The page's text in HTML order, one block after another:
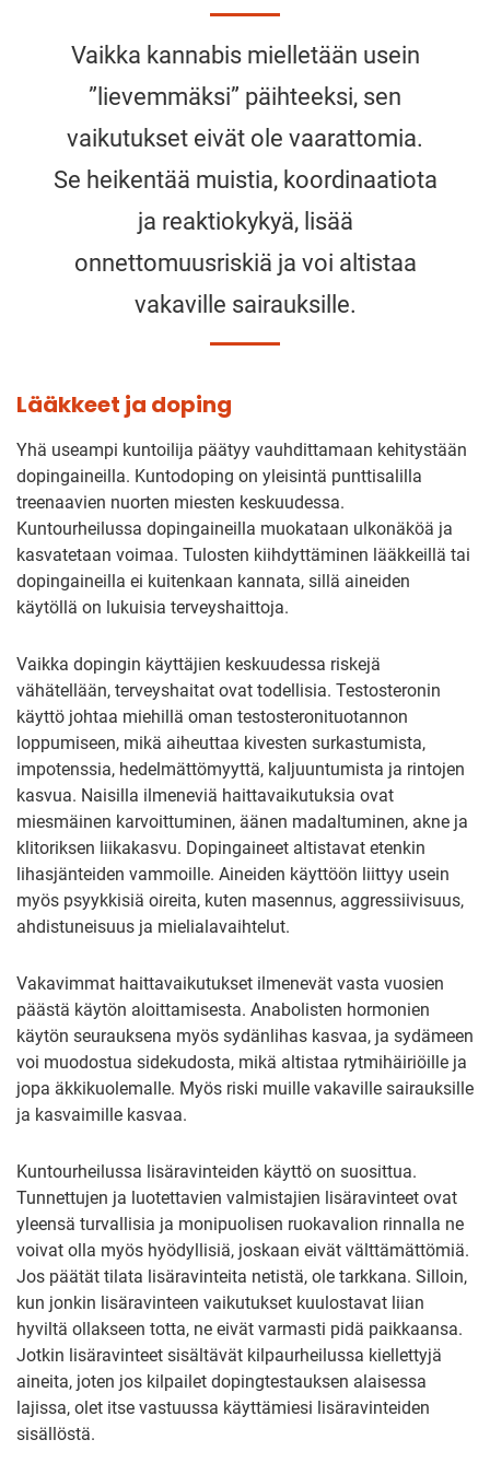
Vaikka kannabis mielletään usein
”lievemmäksi” päihteeksi, sen
vaikutukset eivät ole vaarattomia.
Se heikentää muistia, koordinaatiota
ja reaktiokykyä, lisää
onnettomuusriskiä ja voi altistaa
vakaville sairauksille.
Lääkkeet ja doping
Yhä useampi kuntoilija päätyy vauhdittamaan kehitystään
dopingaineilla. Kuntodoping on yleisintä punttisalilla
treenaavien nuorten miesten keskuudessa.
Kuntourheilussa dopingaineilla muokataan ulkonäköä ja
kasvatetaan voimaa. Tulosten kiihdyttäminen lääkkeillä tai
dopingaineilla ei kuitenkaan kannata, sillä aineiden
käytöllä on lukuisia terveyshaittoja.
Vaikka dopingin käyttäjien keskuudessa riskejä
vähätellään, terveyshaitat ovat todellisia. Testosteronin
käyttö johtaa miehillä oman testosteronituotannon
loppumiseen, mikä aiheuttaa kivesten surkastumista,
impotenssia, hedelmättömyyttä, kaljuuntumista ja rintojen
kasvua. Naisilla ilmeneviä haittavaikutuksia ovat
miesmäinen karvoittuminen, äänen madaltuminen, akne ja
klitoriksen liikakasvu. Dopingaineet altistavat etenkin
lihasjänteiden vammoille. Aineiden käyttöön liittyy usein
myös psyykkisiä oireita, kuten masennus, aggressiivisuus,
ahdistuneisuus ja mielialavaihtelut.
Vakavimmat haittavaikutukset ilmenevät vasta vuosien
päästä käytön aloittamisesta. Anabolisten hormonien
käytön seurauksena myös sydänlihas kasvaa, ja sydämeen
voi muodostua sidekudosta, mikä altistaa rytmihäiriöille ja
jopa äkkikuolemalle. Myös riski muille vakaville sairauksille
ja kasvaimille kasvaa.
Kuntourheilussa lisäravinteiden käyttö on suosittua.
Tunnettujen ja luotettavien valmistajien lisäravinteet ovat
yleensä turvallisia ja monipuolisen ruokavalion rinnalla ne
voivat olla myös hyödyllisiä, joskaan eivät välttämättömiä.
Jos päätät tilata lisäravinteita netistä, ole tarkkana. Silloin,
kun jonkin lisäravinteen vaikutukset kuulostavat liian
hyviltä ollakseen totta, ne eivät varmasti pidä paikkaansa.
Jotkin lisäravinteet sisältävät kilpaurheilussa kiellettyjä
aineita, joten jos kilpailet dopingtestauksen alaisessa
lajissa, olet itse vastuussa käyttämiesi lisäravinteiden
sisällöstä.